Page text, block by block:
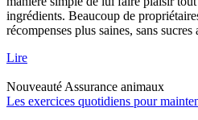
ingrédients. Beaucoup de
récompenses plus saines, sans
Lire
Nouveauté Assurance animaux
Les exercices quotidiens pour